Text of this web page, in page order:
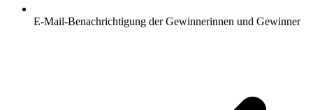
E-Mail-Benachrichtigung der Gewinnerinnen und Gewinner